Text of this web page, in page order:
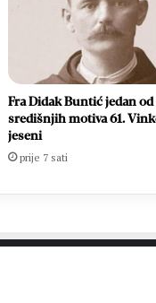
Fra Didak Buntić jedan od
središnjih motiva 61.
jeseni
prije 7 sati